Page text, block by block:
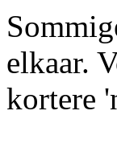
elkaar.
kortere